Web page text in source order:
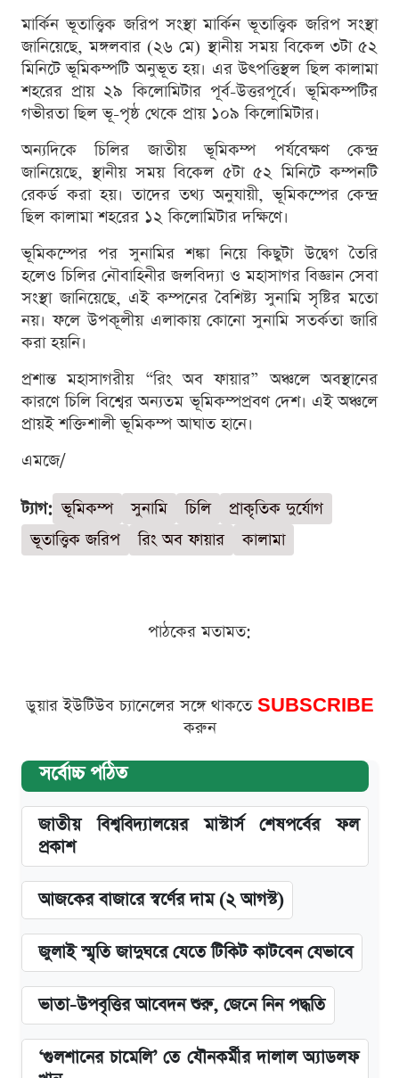
মার্কিন ভূতাত্ত্বিক জরিপ সংস্থা মার্কিন ভূতাত্ত্বিক জরিপ সংস্থা
জানিয়েছে, মঙ্গলবার (২৬ মে) স্থানীয় সময় বিকেল ৩টা ৫২
মিনিটে ভূমিকম্পটি অনুভূত হয়। এর উৎপত্তিস্থল ছিল কালামা
শহরের প্রায় ২৯ কিলোমিটার পূর্ব-উত্তরপূর্বে। ভূমিকম্পটির
গভীরতা ছিল ভূ-পৃষ্ঠ থেকে প্রায় ১০৯ কিলোমিটার।
অন্যদিকে চিলির জাতীয় ভূমিকম্প পর্যবেক্ষণ কেন্দ্র
জানিয়েছে, স্থানীয় সময় বিকেল ৫টা ৫২ মিনিটে কম্পনটি
রেকর্ড করা হয়। তাদের তথ্য অনুযায়ী, ভূমিকম্পের কেন্দ্র
ছিল কালামা শহরের ১২ কিলোমিটার দক্ষিণে।
ভূমিকম্পের পর সুনামির শঙ্কা নিয়ে কিছুটা উদ্বেগ তৈরি
হলেও চিলির নৌবাহিনীর জলবিদ্যা ও মহাসাগর বিজ্ঞান সেবা
সংস্থা জানিয়েছে, এই কম্পনের বৈশিষ্ট্য সুনামি সৃষ্টির মতো
নয়। ফলে উপকূলীয় এলাকায় কোনো সুনামি সতর্কতা জারি
করা হয়নি।
প্রশান্ত মহাসাগরীয় “রিং অব ফায়ার” অঞ্চলে অবস্থানের
কারণে চিলি বিশ্বের অন্যতম ভূমিকম্পপ্রবণ দেশ। এই অঞ্চলে
প্রায়ই শক্তিশালী ভূমিকম্প আঘাত হানে।
এমজে/
ট্যাগ: ভূমিকম্প সুনামি চিলি
প্রাকৃতিক দুর্যোগ
ভূতাত্ত্বিক জরিপ
রিং অব ফায়ার কালামা
পাঠকের মতামত:
ডুয়ার ইউটিউব চ্যানেলের সঙ্গে থাকতে SUBSCRIBE
করুন
সর্বোচ্চ পঠিত
জাতীয় বিশ্ববিদ্যালয়ের মাস্টার্স শেষপর্বের ফল
প্রকাশ
আজকের বাজারে স্বর্ণের দাম (২ আগস্ট)
জুলাই স্মৃতি জাদুঘরে যেতে টিকিট কাটবেন যেভাবে
ভাতা-উপবৃত্তির আবেদন শুরু, জেনে নিন পদ্ধতি
‘গুলশানের চামেলি’ তে যৌনকর্মীর দালাল অ্যাডলফ